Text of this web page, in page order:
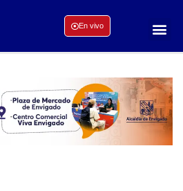
En vivo